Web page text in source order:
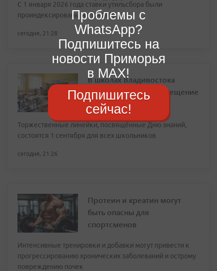
С 1 января 2026 года ставки утильсбора были
проиндексированы на 10–20%
сегодня, 21:28
В школах Владивостока
введут свободное посещение
на время ВЭФ
Торжественные линейки, посвящённые Дню знаний,
состоятся 1 сентября для всех школьников
сегодня, 21:26
Протеин и креатин могут
быть опасны для
спортсменов
Интенсивные тренировки и добавки могут привести к
прогрессированию хронических заболеваний и острому
повреждению почек
Проблемы с
WhatsApp?
Подпишитесь на
новости Приморья
в MAX!
Подпишитесь
сейчас!